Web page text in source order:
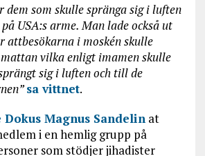
dem som skulle spränga sig i luften
USA:s arme. Man lade också ut
attbesökarna i moskén skulle
vilka enligt imamen skulle
sig i luften och till de
sa vittnet.
Dokus Magnus Sandelinat
i en hemlig grupp på
som stödjer jihadister